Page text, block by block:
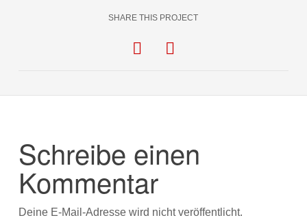
SHARE THIS PROJECT
Schreibe einen
Kommentar
Deine E-Mail-Adresse wird nicht veröffentlicht.